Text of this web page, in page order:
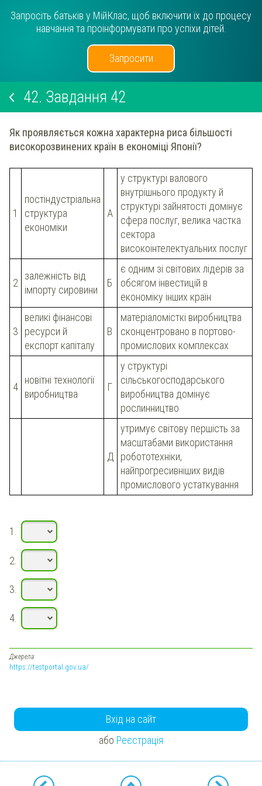
Запросіть батьків у МійКлас, щоб включити їх до процесу
навчання та проінформувати про успіхи дітей.
Запросити
42. Завдання 42
Як проявляється кожна характерна риса більшості
високорозвинених країн в економіці Японії?
1
постіндустріальна
структура
економіки
А
у структурі валового
внутрішнього продукту й
структурі зайнятості домінує
сфера послуг, велика частка
сектора
високоінтелектуальних послуг
2
залежність від
імпорту сировини
Б
є одним зі світових лідерів за
обсягом інвестицій в
економіку інших країн
3
великі фінансові
ресурси й
експорт капіталу
В
матеріаломісткі виробництва
сконцентровано в портово-
промислових комплексах
4
новітні технології
виробництва
Г
у структурі
сільськогосподарського
виробництва домінує
рослинництво
Д
утримує світову першість за
масштабами використання
робототехніки,
найпрогресивніших видів
промислового устаткування
1.
2.
3.
4.
Джерела:
https://testportal.gov.ua/
Вхід на сайт
або Реєстрація